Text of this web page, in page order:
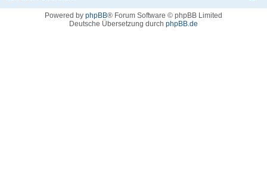
Powered by phpBB® Forum Software © phpBB Limited
Deutsche Übersetzung durch phpBB.de